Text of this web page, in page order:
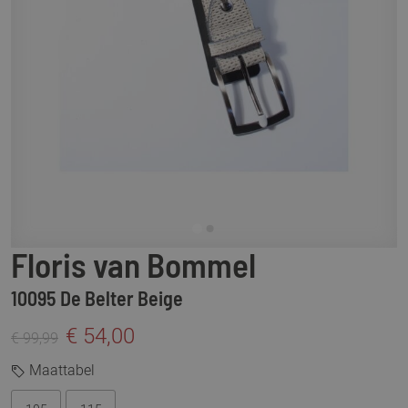
Floris van Bommel
10095 De Belter Beige
€ 99,99 € 54,00
Maattabel